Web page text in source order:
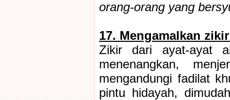
orang-orang yang
17. Mengamalkan
Zikir dari ayat-ayat
menenangkan,
mengandungi fadilat
pintu hidayah,